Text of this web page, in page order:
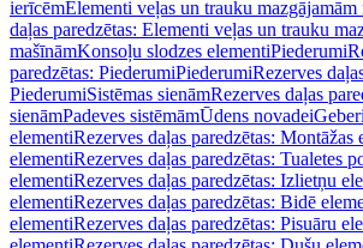
ierīcēmElementi veļas un trauku mazgājamām
daļas paredzētas: Elementi veļas un trauku
mašīnāmKonsoļu slodzes elementiPiederumi
paredzētas: PiederumiPiederumiRezerves
PiederumiSistēmas sienāmRezerves daļas
sienāmPadeves sistēmāmŪdens novadei
elementiRezerves daļas paredzētas: Montāžas
elementiRezerves daļas paredzētas: Tualetes
elementiRezerves daļas paredzētas: Izlietņu
elementiRezerves daļas paredzētas: Bidē
elementiRezerves daļas paredzētas: Pisuāru